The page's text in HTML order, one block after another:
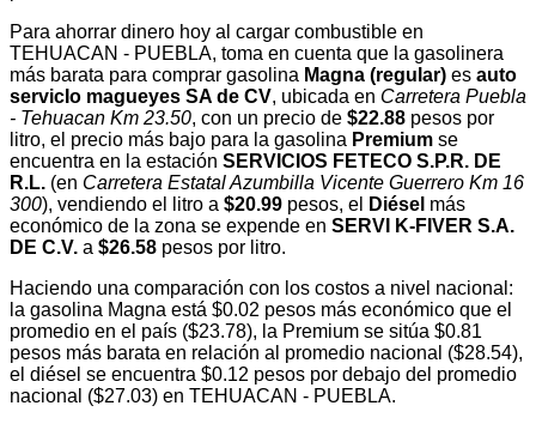
Para ahorrar dinero hoy al cargar combustible en
TEHUACAN - PUEBLA, toma en cuenta que la gasolinera
más barata para comprar gasolina Magna (regular) es auto
servicIo magueyes SA de CV, ubicada en Carretera Puebla
- Tehuacan Km 23.50, con un precio de $22.88 pesos por
litro, el precio más bajo para la gasolina Premium se
encuentra en la estación SERVICIOS FETECO S.P.R. DE
R.L. (en Carretera Estatal Azumbilla Vicente Guerrero Km 16
300), vendiendo el litro a $20.99 pesos, el Diésel más
económico de la zona se expende en SERVI K-FIVER S.A.
DE C.V. a $26.58 pesos por litro.
Haciendo una comparación con los costos a nivel nacional:
la gasolina Magna está $0.02 pesos más económico que el
promedio en el país ($23.78), la Premium se sitúa $0.81
pesos más barata en relación al promedio nacional ($28.54),
el diésel se encuentra $0.12 pesos por debajo del promedio
nacional ($27.03) en TEHUACAN - PUEBLA.